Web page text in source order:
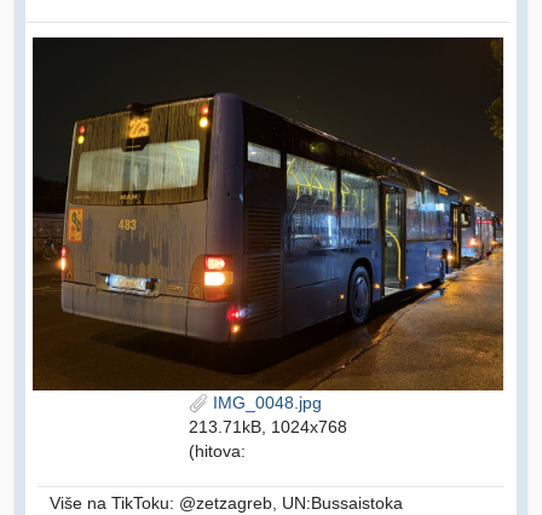
IMG_0048.jpg
213.71kB, 1024x768
(hitova:
Više na TikToku: @zetzagreb, UN:Bussaistoka